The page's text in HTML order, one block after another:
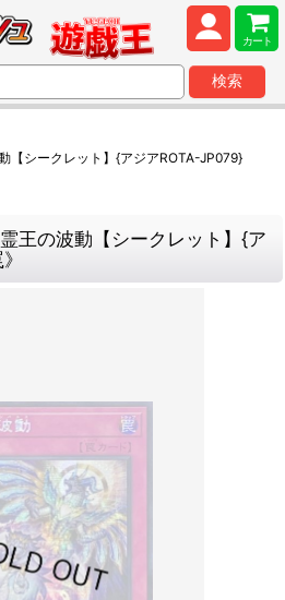
カート
検索
【シークレット】{アジアROTA-JP079}
王の波動【シークレット】{ア